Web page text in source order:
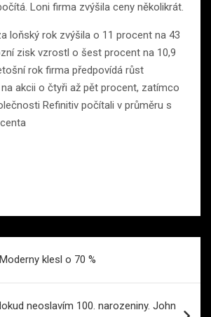
Loni firma zvýšila ceny několikrát.
loňský rok zvýšila o 11 procent na 43
zisk vzrostl o šest procent na 10,9
rok firma předpovídá růst
akcii o čtyři až pět procent, zatímco
Refinitiv počítali v průměru s
klesl o 70 %
neoslavím 100. narozeniny. John